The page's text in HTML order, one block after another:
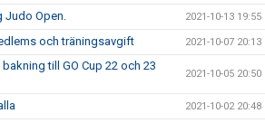
Judo Open. 2021-10-13 19:55
och träningsavgift 2021-10-07 20:13
till GO Cup 22 och 23
2021-10-05 20:50
2021-10-02 20:48